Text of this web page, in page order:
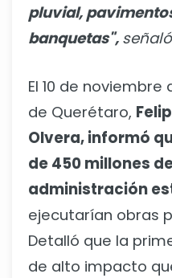
pluvial,
banquetas",
El 10 de
de Querétaro,
Olvera, informó
de 450 millones
administración
ejecutarían obras
Detalló que la
de alto impacto